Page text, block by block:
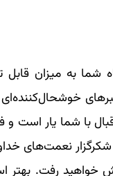
شما به میزان قابل
با شما یار است و
نعمت‌های
خواهید رفت.